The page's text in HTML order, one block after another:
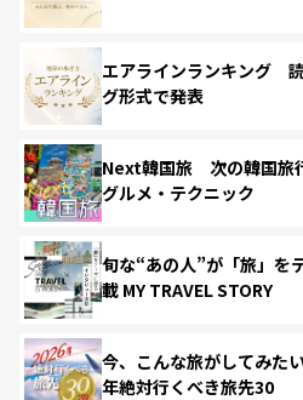
エアラインランキング
グ形式で発表
Next韓国旅 次の韓国旅
グルメ・テクニック
旬な“あの人”が「旅」を
載 MY TRAVEL STORY
今、こんな旅がしてみた
年絶対行くべき旅先30